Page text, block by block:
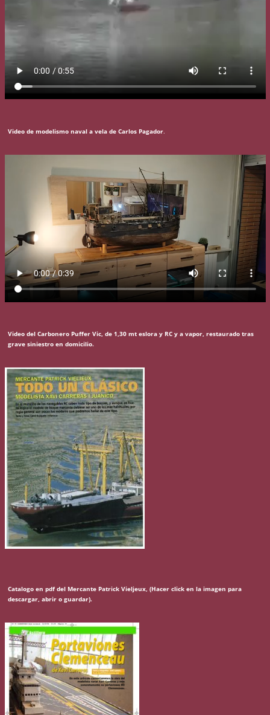
Video de modelismo naval a vela de Carlos Pagador.
Video del Carbonero Puffer Vic, de 1,30 mt eslora y RC y a vapor, restaurado tras
grave siniestro en domicilio.
Catalogo en pdf del Mercante Patrick Vieljeux, (Hacer click en la imagen para
descargar, abrir o guardar).